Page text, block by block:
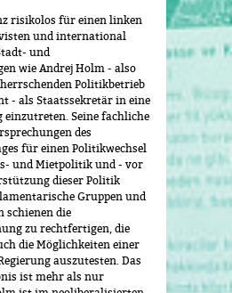
risikolos für einen linken
und international
und
wie Andrej Holm - also
Politikbetrieb
- als Staatssekretär in eine
einzutreten. Seine fachliche
des
für einen Politikwechsel
und Mietpolitik und - vor
dieser Politik
Gruppen und
die
zu rechtfertigen, die
die Möglichkeiten einer
auszutesten. Das
ist mehr als nur